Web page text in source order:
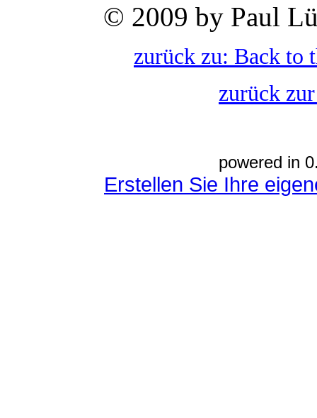
© 2009 by Paul
zurück zu: Back to
zurück
powered in
Erstellen Sie Ihre